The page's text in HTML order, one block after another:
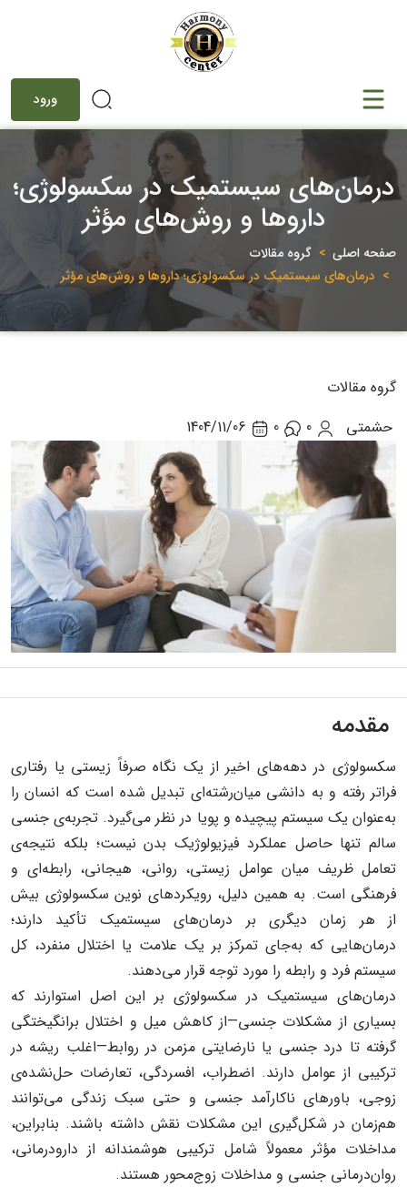
ورود
درمان‌های سیستمیک در سکسولوژی؛
داروها و روش‌های مؤثر
صفحه اصلی
گروه مقالات
درمان‌های سیستمیک در سکسولوژی؛ داروها و روش‌های مؤثر
گروه مقالات
حشمتی
0
0
1404/11/06
مقدمه
سکسولوژی در دهه‌های اخیر از یک نگاه صرفاً زیستی یا رفتاری
فراتر رفته و به دانشی میان‌رشته‌ای تبدیل شده است که انسان را
به‌عنوان یک سیستم پیچیده و پویا در نظر می‌گیرد. تجربه‌ی جنسی
سالم تنها حاصل عملکرد فیزیولوژیک بدن نیست؛ بلکه نتیجه‌ی
تعامل ظریف میان عوامل زیستی، روانی، هیجانی، رابطه‌ای و
فرهنگی است. به همین دلیل، رویکردهای نوین سکسولوژی بیش
از هر زمان دیگری بر درمان‌های سیستمیک تأکید دارند؛
درمان‌هایی که به‌جای تمرکز بر یک علامت یا اختلال منفرد، کل
سیستم فرد و رابطه را مورد توجه قرار می‌دهند.
درمان‌های سیستمیک در سکسولوژی بر این اصل استوارند که
بسیاری از مشکلات جنسی—از کاهش میل و اختلال برانگیختگی
گرفته تا درد جنسی یا نارضایتی مزمن در روابط—اغلب ریشه در
ترکیبی از عوامل دارند. اضطراب، افسردگی، تعارضات حل‌نشده‌ی
زوجی، باورهای ناکارآمد جنسی و حتی سبک زندگی می‌توانند
هم‌زمان در شکل‌گیری این مشکلات نقش داشته باشند. بنابراین،
مداخلات مؤثر معمولاً شامل ترکیبی هوشمندانه از دارودرمانی،
روان‌درمانی جنسی و مداخلات زوج‌محور هستند.